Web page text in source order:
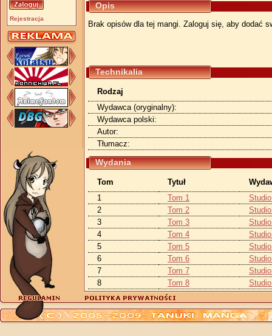
Rejestracja
Opis
Brak opisów dla tej mangi. Zaloguj się, aby dodać
Technikalia
Rodzaj
Wydawca (oryginalny):
Wydawca polski:
Autor:
Tłumacz:
Wydania
Tom Tytuł
1
Tom 1
2
Tom 2
3
Tom 3
4
Tom 4
5
Tom 5
6
Tom 6
7
Tom 7
8
Tom 8